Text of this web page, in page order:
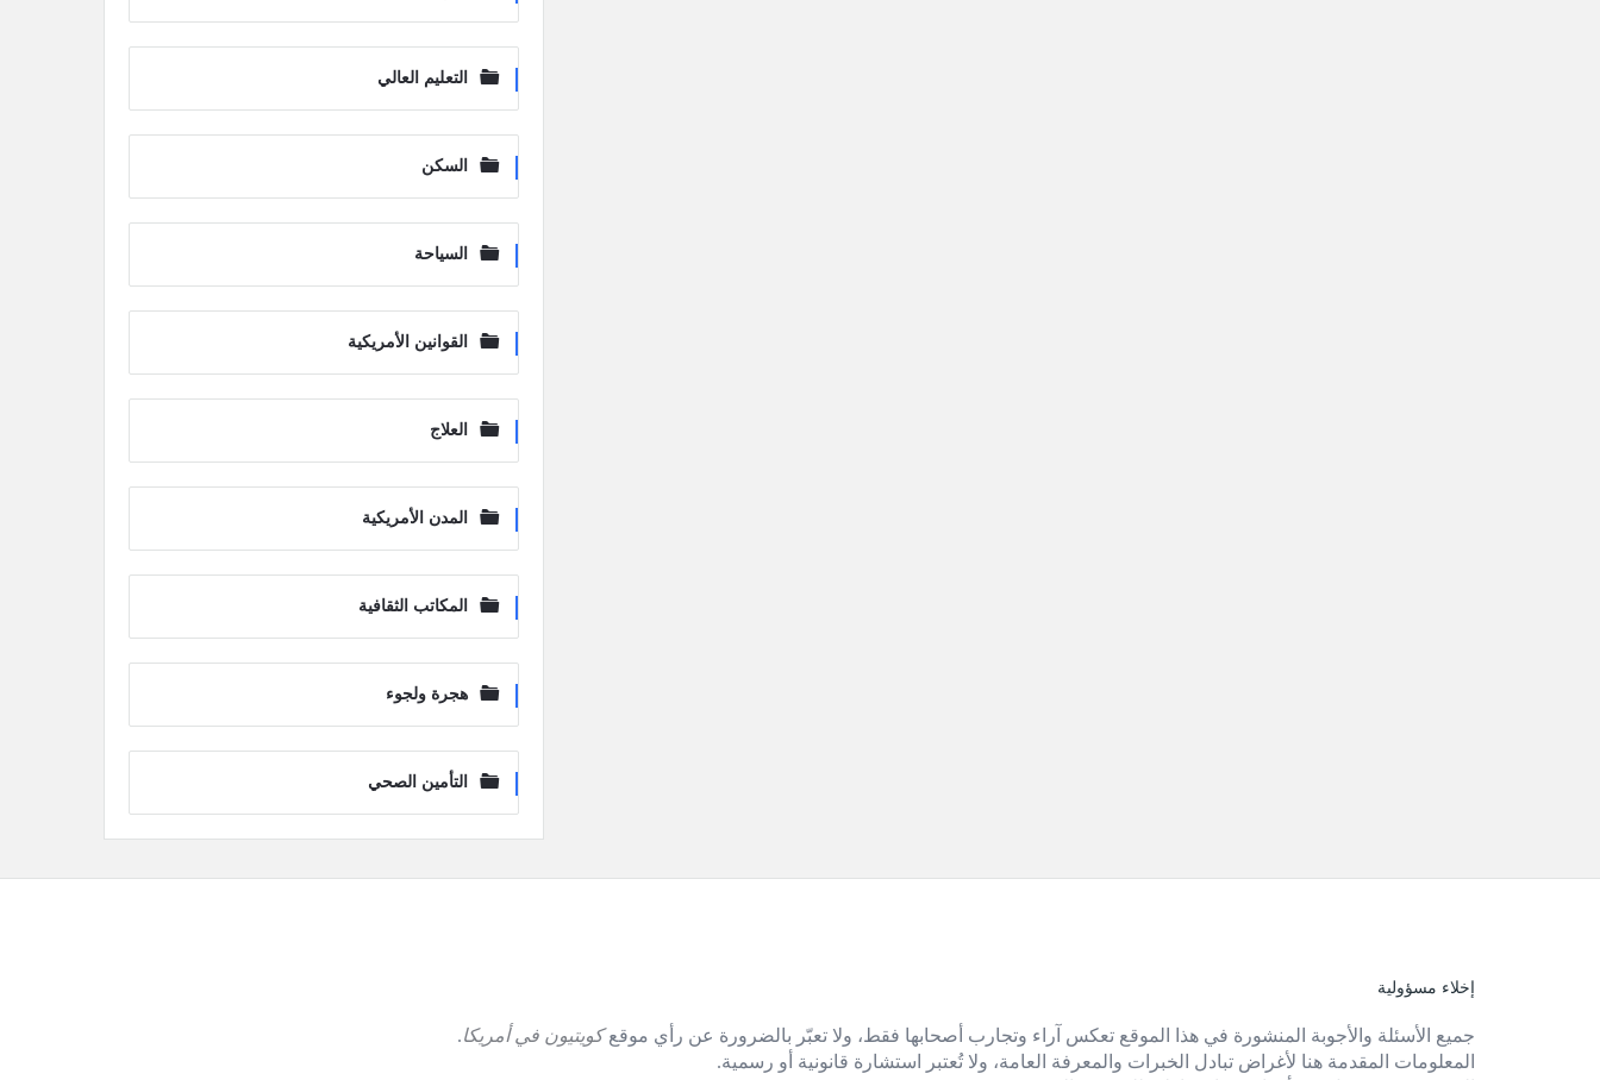
التعليم العالي
السكن
السياحة
القوانين الأمريكية
العلاج
المدن الأمريكية
المكاتب الثقافية
هجرة ولجوء
التأمين الصحي
الفوترإخلاء مسؤولية
جميع الأسئلة والأجوبة المنشورة في هذا الموقع تعكس آراء وتجارب أصحابها فقط، ولا تعبّر بالضرورة عن رأي موقعكويتيون في أمريكا.
المعلومات المقدمة هنا لأغراض تبادل الخبرات والمعرفة العامة، ولا تُعتبر استشارة قانونية أو رسمية.